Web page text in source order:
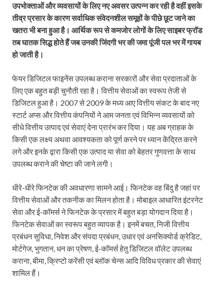
उपभोक्ताओं और व्यवसायों के लिए नए अवसर उत्पन्न कर रही है वहीं इसके
तीव्र प्रसार के कारण सर्वाधिक संवेदनशील समूहों के पीछे छूट जाने का
खतरा भी बना हुआ है। आर्थिक रूप से कमजोर लोगों के लिए साइबर फ्रॉड
तब घातक सिद्ध होते हैं जब उनकी जिंदगी भर की जमा पूंजी पल भर में गायब
हो जाती है।
फेयर डिजिटल फाइनेंस उपलब्ध कराना सरकारों और सेवा प्रदाताओं के
लिए एक बहुत बड़ी चुनौती रहा है। वित्तीय सेवाओं का स्वरूप तेजी से
डिजिटल हुआ है। 2007 से 2009 के मध्य आए वित्तीय संकट के बाद नए
स्टार्ट अप्स और वित्तीय कंपनियों ने आम जनता एवं विभिन्न व्यवसायों को
सीधे वित्तीय उत्पाद एवं सेवाएं देना प्रारंभ कर दिया। यह अब ग्राहक के
किसी एक लक्ष्य अथवा आवश्यकता को पूर्ण करने पर ध्यान केंद्रित करने
लगे और इनके द्वारा किसी एक उत्पाद या सेवा को बेहतर गुणवत्ता के साथ
उपलब्ध कराने की चेष्टा की जाने लगी।
धीरे-धीरे फिनटेक की अवधारणा सामने आई। फिनटेक वह बिंदु है जहां पर
वित्तीय सेवाओं और तकनीक का मिलन होता है। मोबाइल आधारित इंटरनेट
सेवा और ई-कॉमर्स ने फिनटेक के प्रसार में बहुत बड़ा योगदान दिया है।
फिनटेक सेवाओं का स्वरूप बहुत व्यापक है। इनमें बचत, निजी वित्तीय
प्रबंधन सुविधा, निवेश और संपदा प्रबंधन, उधार एवं अनसिक्योर्ड क्रेडिट,
मोर्टगेज, भुगतान, धन का प्रेषण, ई-कॉमर्स हेतु डिजिटल वॉलेट उपलब्ध
कराना, बीमा, क्रिप्टो करेंसी एवं ब्लॉक चेन्स आदि विविध प्रकार की सेवाएं
शामिल हैं।